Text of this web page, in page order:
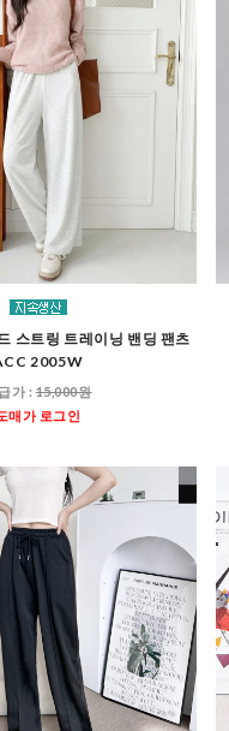
스트링 트레이닝 밴딩 팬츠
2005W
가 :15,000원
매가 로그인